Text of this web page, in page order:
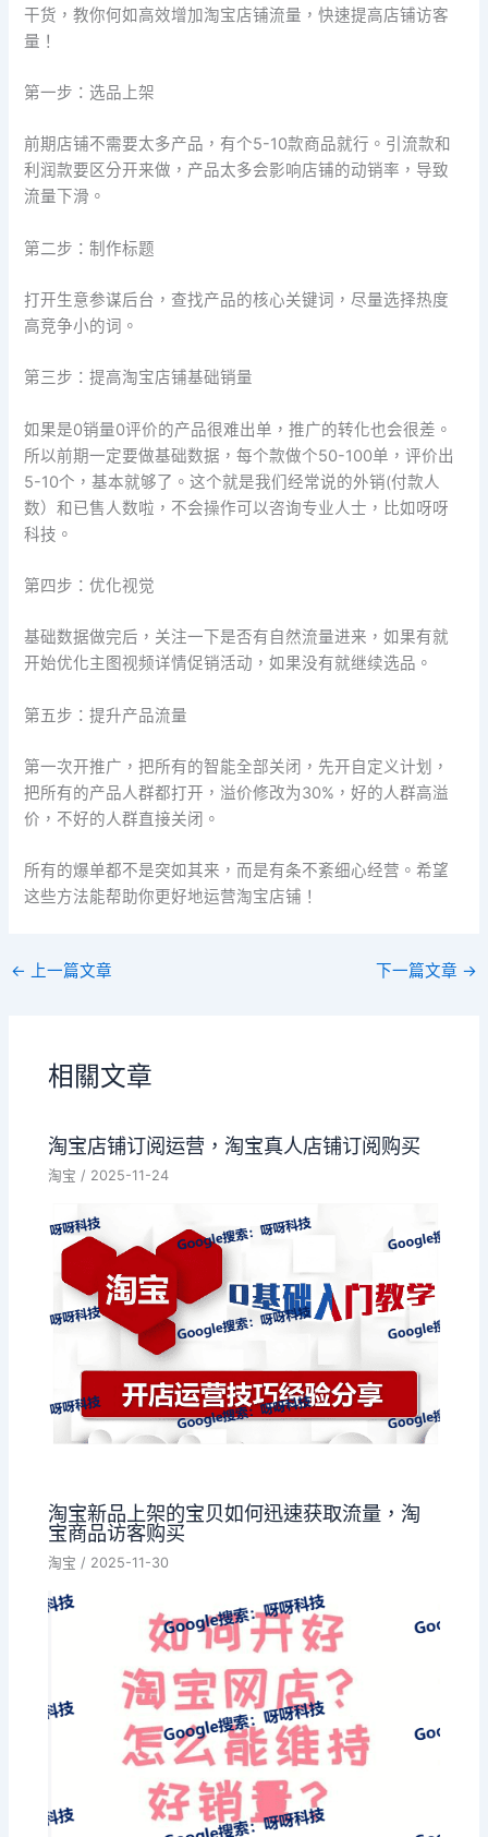
干货，教你何如高效增加淘宝店铺流量，快速提高店铺访客
量！
第一步：选品上架
前期店铺不需要太多产品，有个5-10款商品就行。引流款和
利润款要区分开来做，产品太多会影响店铺的动销率，导致
流量下滑。
第二步：制作标题
打开生意参谋后台，查找产品的核心关键词，尽量选择热度
高竞争小的词。
第三步：提高淘宝店铺基础销量
如果是0销量0评价的产品很难出单，推广的转化也会很差。
所以前期一定要做基础数据，每个款做个50-100单，评价出
5-10个，基本就够了。这个就是我们经常说的外销(付款人
数）和已售人数啦，不会操作可以咨询专业人士，比如呀呀
科技。
第四步：优化视觉
基础数据做完后，关注一下是否有自然流量进来，如果有就
开始优化主图视频详情促销活动，如果没有就继续选品。
第五步：提升产品流量
第一次开推广，把所有的智能全部关闭，先开自定义计划，
把所有的产品人群都打开，溢价修改为30%，好的人群高溢
价，不好的人群直接关闭。
所有的爆单都不是突如其来，而是有条不紊细心经营。希望
这些方法能帮助你更好地运营淘宝店铺！
← 上一篇文章 下一篇文章 →
相關文章
淘宝店铺订阅运营，淘宝真人店铺订阅购买
淘宝 / 2025-11-24
淘宝新品上架的宝贝如何迅速获取流量，淘
宝商品访客购买
淘宝 / 2025-11-30